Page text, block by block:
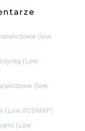
(low
(Low
(low
(Low FODMAP)
(Low